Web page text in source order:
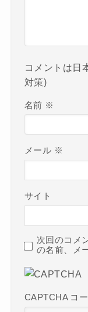
コメントは日
対策)
名前 ※
メール ※
サイト
次回のコメ
の名前、メ
CAPTCHA コ